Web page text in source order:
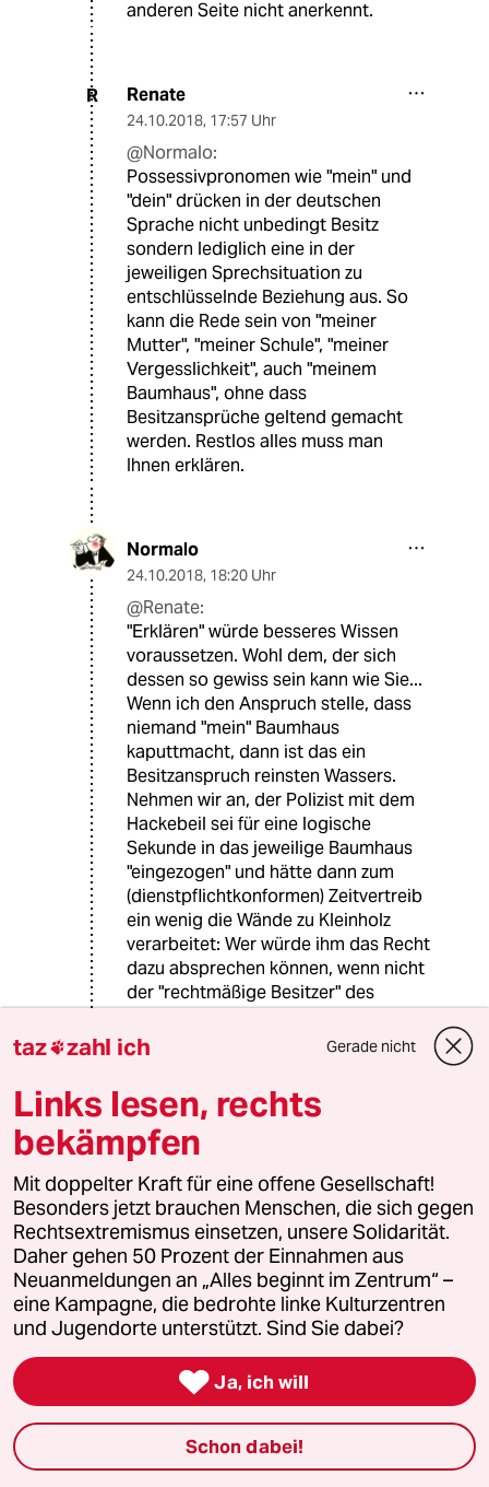
anderen Seite nicht anerkennt.
R Renate
24.10.2018, 17:57 Uhr
@Normalo:
Possessivpronomen wie "mein" und
"dein" drücken in der deutschen
Sprache nicht unbedingt Besitz
sondern lediglich eine in der
jeweiligen Sprechsituation zu
entschlüsselnde Beziehung aus. So
kann die Rede sein von "meiner
Mutter", "meiner Schule", "meiner
Vergesslichkeit", auch "meinem
Baumhaus", ohne dass
Besitzansprüche geltend gemacht
werden. Restlos alles muss man
Ihnen erklären.
Normalo
24.10.2018, 18:20 Uhr
@Renate:
"Erklären" würde besseres Wissen
voraussetzen. Wohl dem, der sich
dessen so gewiss sein kann wie Sie...
Wenn ich den Anspruch stelle, dass
niemand "mein" Baumhaus
kaputtmacht, dann ist das ein
Besitzanspruch reinsten Wassers.
Nehmen wir an, der Polizist mit dem
Hackebeil sei für eine logische
Sekunde in das jeweilige Baumhaus
"eingezogen" und hätte dann zum
(dienstpflichtkonformen) Zeitvertreib
ein wenig die Wände zu Kleinholz
verarbeitet: Wer würde ihm das Recht
dazu absprechen können, wenn nicht
der "rechtmäßige Besitzer" des
R Renate
24.10.2018
@Normalo:
Wir brauchen gar keine
hypothetischen Szenarien. Noch vor
wenigen Wochen waren viele
Menschen im Wald, weil wir RWE das
Recht abgesprochen haben, die
Baumhäuser zu zerstören. Beobachte
ich zufällig, dass ein Fahrrad
vandalisiert wird, nehme ich mir auch
das Recht einzuschreiten. Sie
hoffentlich auch.
Aber jetzt muss ich mich langsam für
die Abreise fertig machen. Wenn Sie
taz zahl ich Gerade nicht
Links lesen, rechts
bekämpfen
Mit doppelter Kraft für eine offene Gesellschaft!
Besonders jetzt brauchen Menschen, die sich gegen
Rechtsextremismus einsetzen, unsere Solidarität.
Daher gehen 50 Prozent der Einnahmen aus
Neuanmeldungen an „Alles beginnt im Zentrum“ –
eine Kampagne, die bedrohte linke Kulturzentren
und Jugendorte unterstützt. Sind Sie dabei?
 Ja, ich will
Schon dabei!